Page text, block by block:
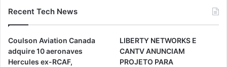
Recent Tech News
Coulson Aviation Canada
adquire 10 aeronaves
Hercules ex-RCAF,
LIBERTY NETWORKS E
CANTV ANUNCIAM
PROJETO PARA